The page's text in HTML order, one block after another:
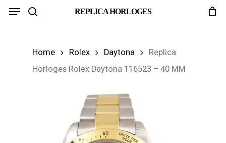
Skip
REPLICA HORLOGES
Menu
Home Rolex Daytona
Replica
Horloges Rolex Daytona 116523 – 40 MM